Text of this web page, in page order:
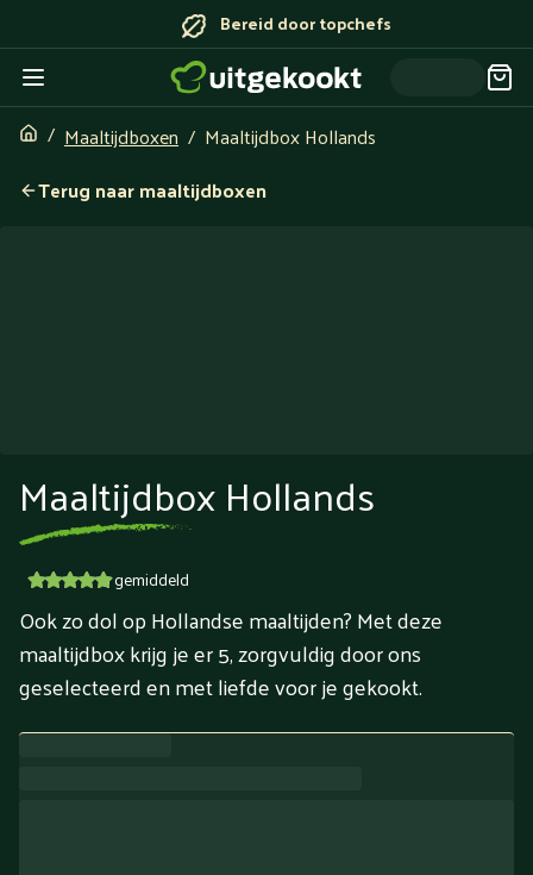
Bereid door topchefs
Maaltijdboxen
Maaltijdbox Hollands
Terug naar maaltijdboxen
Maaltijdbox Hollands
5gemiddeld
Ook zo dol op Hollandse maaltijden? Met deze
maaltijdbox krijg je er 5, zorgvuldig door ons
geselecteerd en met liefde voor je gekookt.